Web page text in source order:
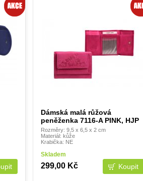
Dámská malá růžová
peněženka 7116-A PINK, HJP
Rozměry: 9,5 x 6,5 x 2 cm
Materiál: kůže
Krabička: NE
Skladem
299,00 Kč